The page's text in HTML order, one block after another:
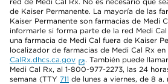
de Kaiser Permanente. La mayoría de las
Kaiser Permanente son farmacias de Medi
informarle si forma parte de la red Medi
una farmacia de Medi Cal fuera de Kaiser
localizador de farmacias de Medi Cal Rx en
CalRx.dhcs.ca.gov
. También puede
Medi Cal Rx, al 1-800-977-2273, las 24
semana (TTY 711 de lunes a viernes, de 8 a.